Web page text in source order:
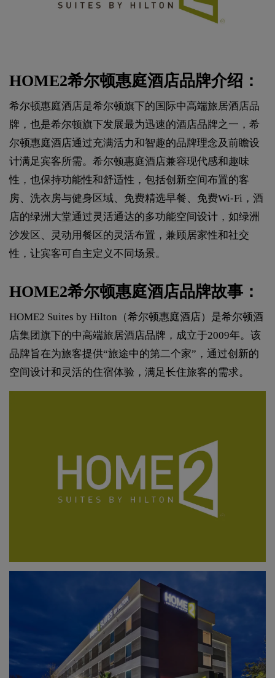
HOME2希尔顿惠庭酒店品牌介绍：
希尔顿惠庭酒店是希尔顿旗下的国际中高端旅居酒店品
牌，也是希尔顿旗下发展最为迅速的酒店品牌之一，希
尔顿惠庭酒店通过充满活力和智趣的品牌理念及前瞻设
计满足宾客所需。希尔顿惠庭酒店兼容现代感和趣味
性，也保持功能性和舒适性，包括创新空间布置的客
房、洗衣房与健身区域、免费精选早餐、免费Wi-Fi，酒
店的绿洲大堂通过灵活通达的多功能空间设计，如绿洲
沙发区、灵动用餐区的灵活布置，兼顾居家性和社交
性，让宾客可自主定义不同场景。
HOME2希尔顿惠庭酒店品牌故事：
HOME2 Suites by Hilton（希尔顿惠庭酒店）是希尔顿酒
店集团旗下的中高端旅居酒店品牌，成立于2009年。该
品牌旨在为旅客提供“旅途中的第二个家”，通过创新的
空间设计和灵活的住宿体验，满足长住旅客的需求。